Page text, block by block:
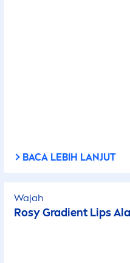
BACA LEBIH LANJUT
Wajah
Rosy GradientLips